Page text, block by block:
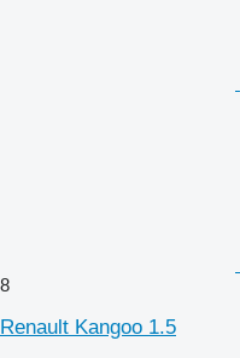
8
Renault Kangoo 1.5